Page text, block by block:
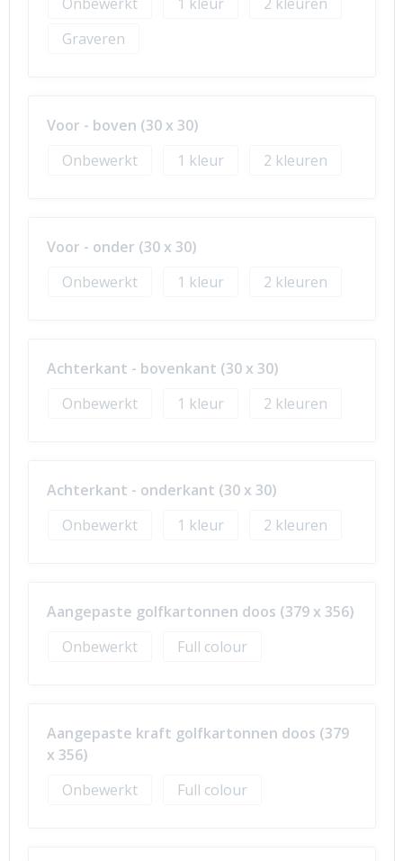
Graveren
Voor - boven (30 x 30)
Onbewerkt
1 2
Voor - onder (30 x 30)
Onbewerkt
1 2
Achterkant - bovenkant (30 x 30)
Onbewerkt
1 2
Achterkant - onderkant (30 x 30)
Onbewerkt
1 2
Aangepaste golfkartonnen doos (379 x 356)
Onbewerkt
Full colour
Aangepaste kraft golfkartonnen doos (379
x 356)
Onbewerkt
Full colour